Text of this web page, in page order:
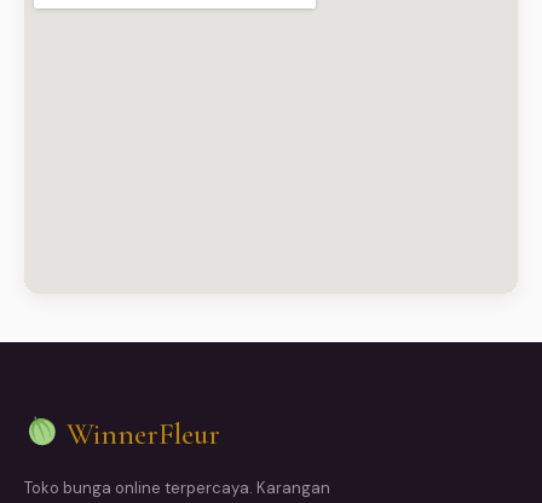
WinnerFleur
Toko bunga online terpercaya. Karangan